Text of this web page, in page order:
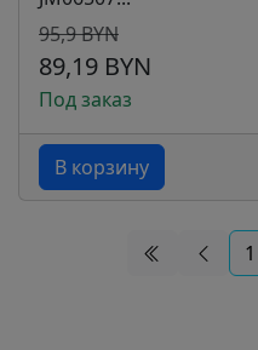
95,9 BYN
89,19 BYN
Под заказ
В корзину
1